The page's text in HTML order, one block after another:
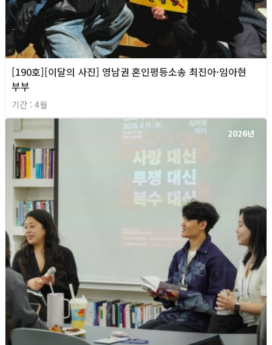
[190호][이달의 사진] 영남권 혼인평등소송 최진아·임아현
부부
기간 : 4월
2026년